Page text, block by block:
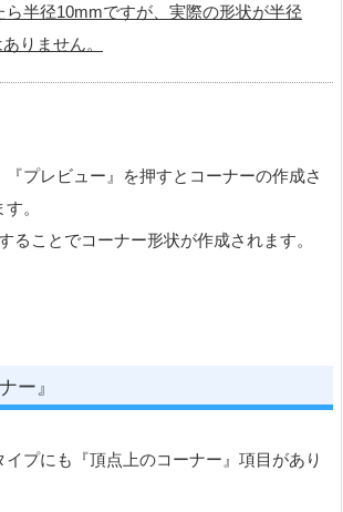
半径10mmですが、実際の形状が半径
りません。
『プレビュー』を押すとコーナーの作成さ
。
ることでコーナー形状が作成されます。
ー』
イプにも『頂点上のコーナー』項目があり